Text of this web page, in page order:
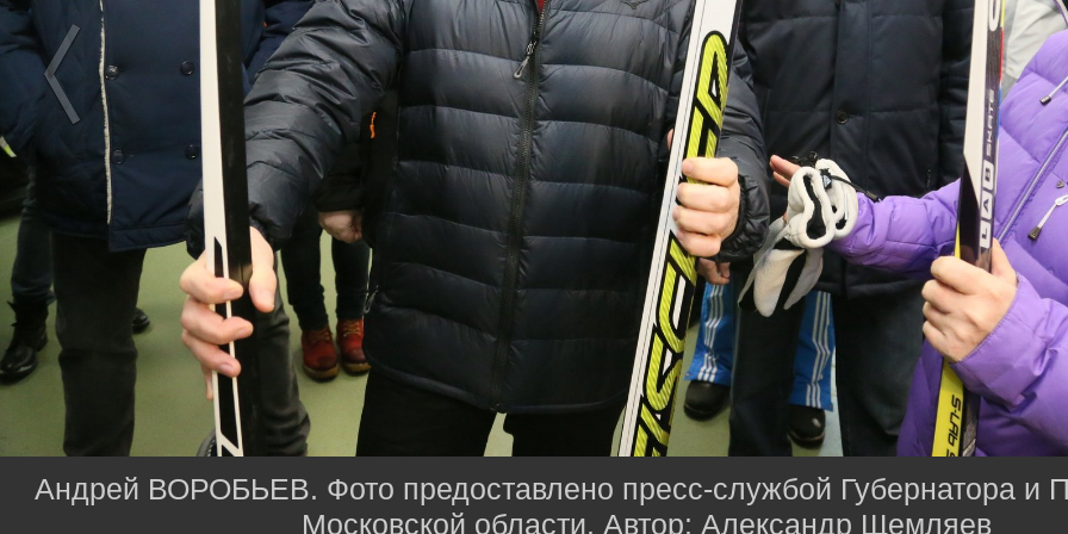
Андрей ВОРОБЬЕВ. Фото предоставлено пресс-службой Губернатора и
Московской области. Автор: Александр Щемляев